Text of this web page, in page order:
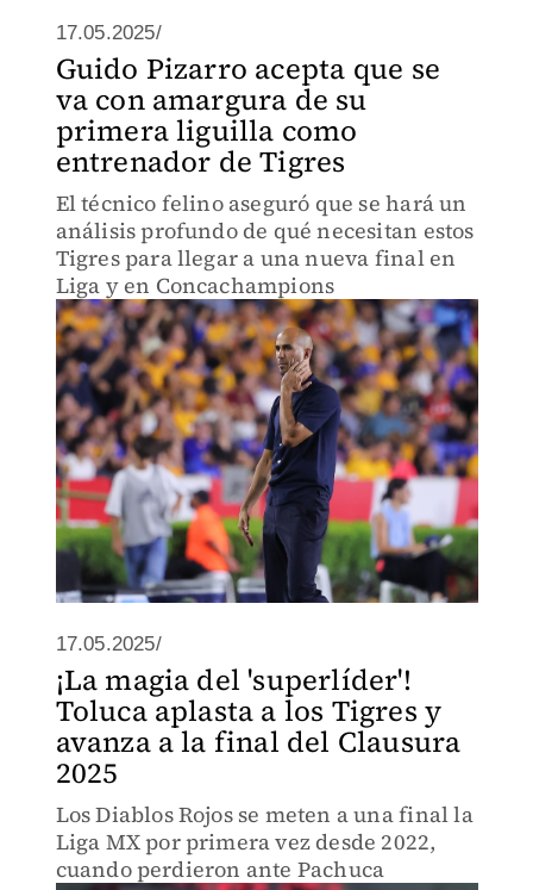
17.05.2025/
Guido Pizarro acepta que se
va con amargura de su
primera liguilla como
entrenador de Tigres
El técnico felino aseguró que se hará un
análisis profundo de qué necesitan estos
Tigres para llegar a una nueva final en
Liga y en Concachampions
17.05.2025/
¡La magia del 'superlíder'!
Toluca aplasta a los Tigres y
avanza a la final del Clausura
2025
Los Diablos Rojos se meten a una final la
Liga MX por primera vez desde 2022,
cuando perdieron ante Pachuca